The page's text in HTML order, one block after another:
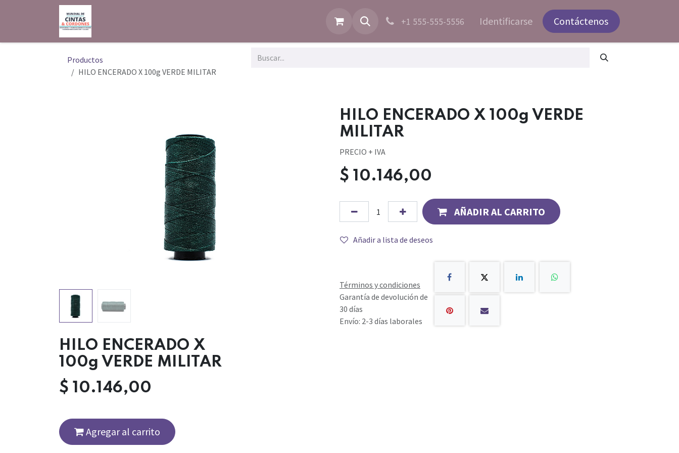
+1 555-555-5556 Identificarse Contáctenos
Productos
HILO ENCERADO X 100g VERDE MILITAR
HILO ENCERADO X 100g VERDE
MILITAR
PRECIO + IVA
$ 10.146,00
AÑADIR AL CARRITO
Añadir a lista de deseos
Términos y condiciones
Garantía de devolución de
30 días
Envío: 2-3 días laborales
HILO ENCERADO X
100g VERDE MILITAR
$ 10.146,00
Agregar al carrito